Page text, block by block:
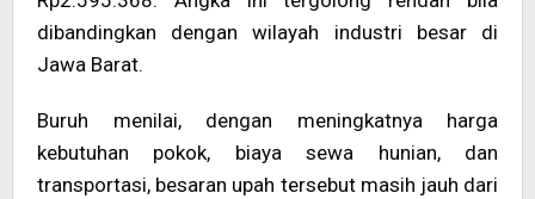
dibandingkan dengan wilayah industri besar di
Jawa Barat.
Buruh menilai, dengan meningkatnya harga
kebutuhan pokok, biaya sewa hunian, dan
transportasi, besaran upah tersebut masih jauh dari